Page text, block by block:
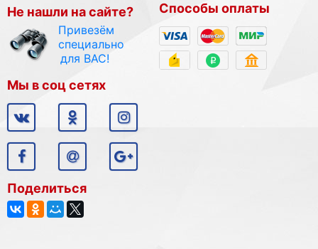
Не нашли на сайте?
Привезём
специально
для ВАС!
Способы оплаты
Мы в соц сетях
Поделиться